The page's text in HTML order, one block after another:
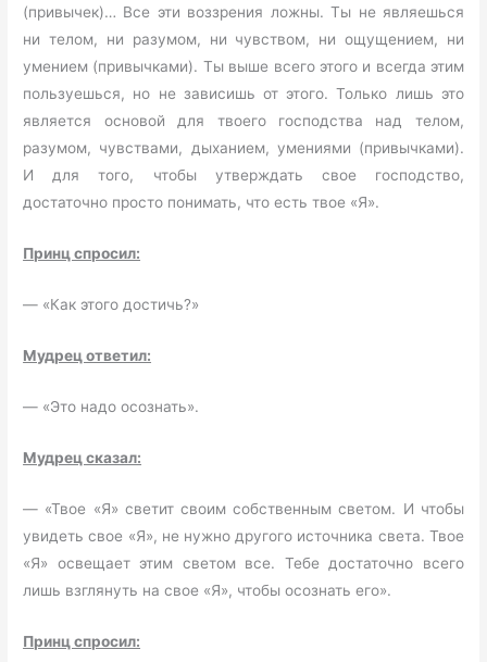
(привычек)… Все эти воззрения ложны. Ты не являешься
ни телом, ни разумом, ни чувством, ни ощущением, ни
умением (привычками). Ты выше всего этого и всегда этим
пользуешься, но не зависишь от этого. Только лишь это
является основой для твоего господства над телом,
разумом, чувствами, дыханием, умениями (привычками).
И для того, чтобы утверждать свое господство,
достаточно просто понимать, что есть твое «Я».
Принц спросил:
— «Как этого достичь?»
Мудрец ответил:
— «Это надо осознать».
Мудрец сказал:
— «Твое «Я» светит своим собственным светом. И чтобы
увидеть свое «Я», не нужно другого источника света. Твое
«Я» освещает этим светом все. Тебе достаточно всего
лишь взглянуть на свое «Я», чтобы осознать его».
Принц спросил: